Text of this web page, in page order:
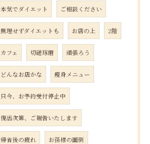
本気でダイエット ご相談ください
無理せずダイエットも お店の上 2階
カフェ 切磋琢磨 頑張ろう
どんなお店かな 瘦身メニュー
只今、お予約受付停止中
復活次第、ご報告いたします
帰省後の疲れ お孫様の面倒